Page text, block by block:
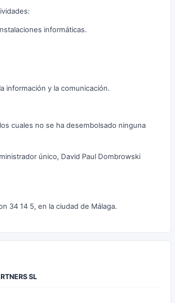
informáticas.
información y la comunicación.
cuales no se ha desembolsado ninguna
único, David Paul Dombrowski
34 14 5, en la ciudad de Málaga.
SL